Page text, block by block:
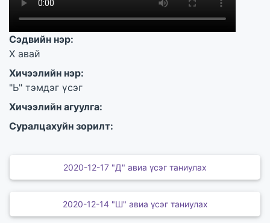
Сэдвийн нэр:
Х авай
Хичээлийн нэр:
"Ь" тэмдэг үсэг
Хичээлийн агуулга:
Суралцахуйн зорилт:
2020-12-17 "Д" авиа үсэг таниулах
2020-12-14 "Ш" авиа үсэг таниулах